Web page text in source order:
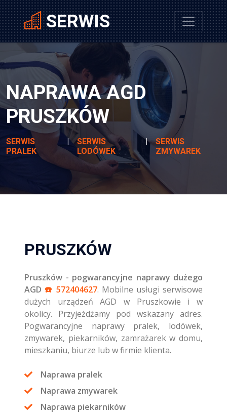
SERWIS
NAPRAWA AGD
PRUSZKÓW
SERWIS
PRALEK
|
SERWIS
LODÓWEK
|
SERWIS
ZMYWAREK
PRUSZKÓW
Pruszków - pogwarancyjne naprawy dużego
AGD☎️ 572404627. Mobilne usługi serwisowe
dużych urządzeń AGD w Pruszkowie i w
okolicy. Przyjeżdżamy pod wskazany adres.
Pogwarancyjne naprawy pralek, lodówek,
zmywarek, piekarników, zamrażarek w domu,
mieszkaniu, biurze lub w firmie klienta.
Naprawa pralek
Naprawa zmywarek
Naprawa piekarników